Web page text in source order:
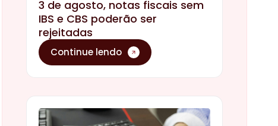
3 de agosto, notas fiscais sem
IBS e CBS poderão ser
rejeitadas
Continue lendo